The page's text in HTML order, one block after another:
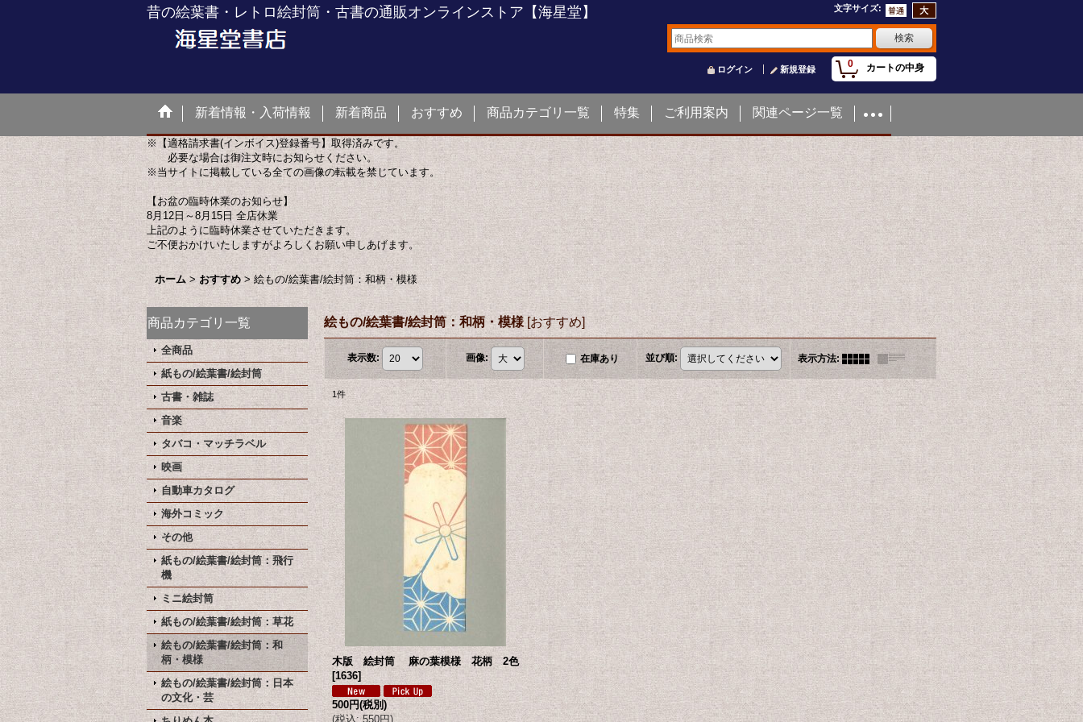
昔の絵葉書・レトロ絵封筒・古書の通販オンラインストア【海星堂】 文字サイズ:
0 カートの中身
ログイン 新規登録
新着情報・入荷情報 新着商品 おすすめ 商品カテゴリ一覧 特集 ご利用案内 関連ページ一覧
※【適格請求書(インボイス)登録番号】取得済みです。
必要な場合は御注文時にお知らせください。
※当サイトに掲載している全ての画像の転載を禁じています。
【お盆の臨時休業のお知らせ】
8月12日～8月15日 全店休業
上記のように臨時休業させていただきます。
ご不便おかけいたしますがよろしくお願い申しあげます。
ホーム > おすすめ > 絵もの/絵葉書/絵封筒：和柄・模様
商品カテゴリ一覧
全商品
紙もの/絵葉書/絵封筒
古書・雑誌
音楽
タバコ・マッチラベル
映画
自動車カタログ
海外コミック
その他
紙もの/絵葉書/絵封筒：飛行
機
ミニ絵封筒
紙もの/絵葉書/絵封筒：草花
絵もの/絵葉書/絵封筒：和
柄・模様
絵もの/絵葉書/絵封筒：日本
の文化・芸
絵もの/絵葉書/絵封筒：和柄・模様 [おすすめ]
表示数: 画像: 在庫あり 並び順: 表示方法:
1件
木版 絵封筒 麻の葉模様 花柄 2色
[1636]
500円(税別)
(税込: 550円)